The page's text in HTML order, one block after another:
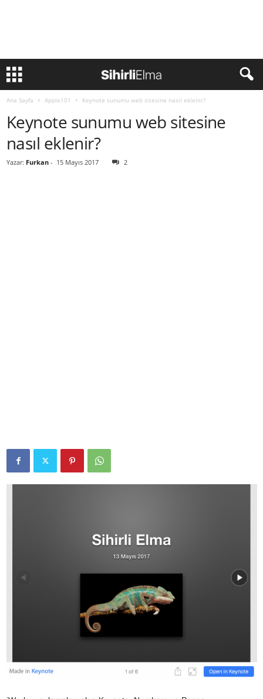
Ana Sayfa Apple101 Keynote sunumu web sitesine nasıl eklenir?
Keynote sunumu web sitesine
nasıl eklenir?
Yazar: Furkan - 15 Mayıs 2017 2